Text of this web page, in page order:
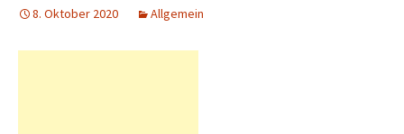
8. Oktober 2020 Allgemein